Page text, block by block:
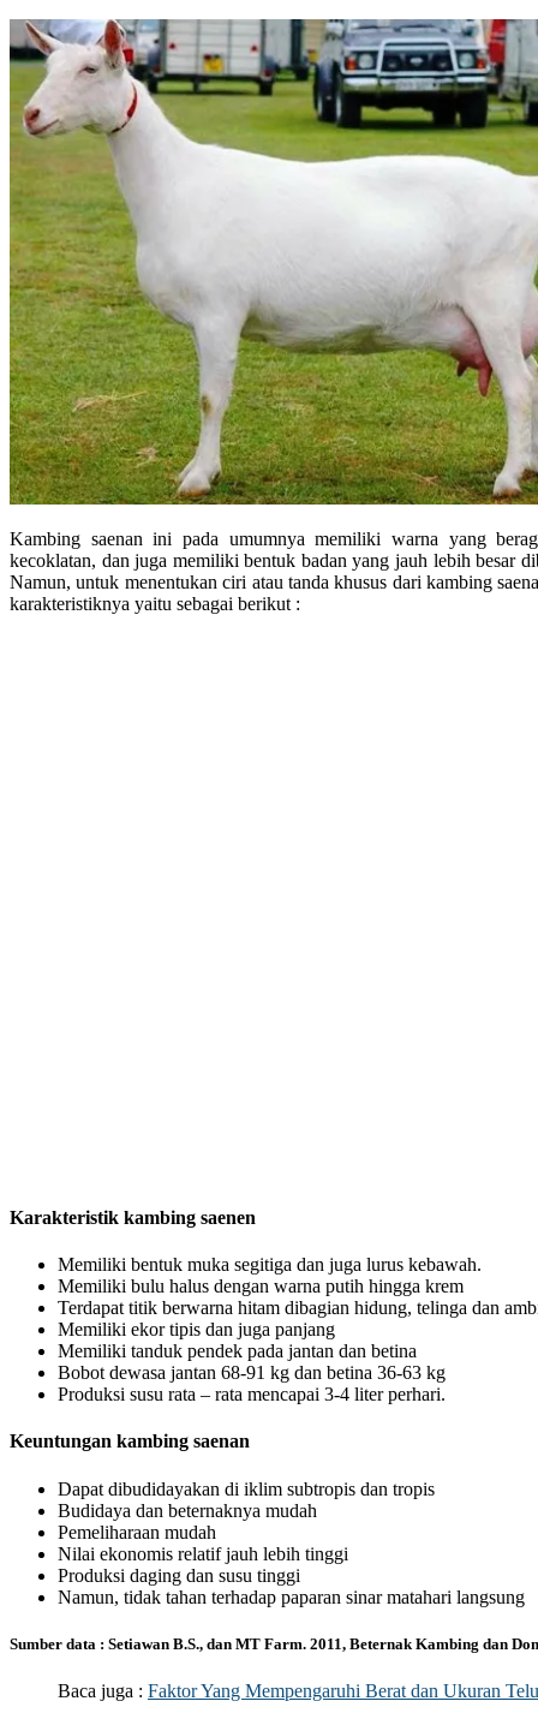
Kambing saenan ini pada umumnya memiliki warna yang
kecoklatan, dan juga memiliki bentuk badan yang jauh lebih besar
Namun, untuk menentukan ciri atau tanda khusus dari kambing
karakteristiknya yaitu sebagai berikut :
Karakteristik kambing saenen
Memiliki bentuk muka segitiga dan juga lurus kebawah.
Memiliki bulu halus dengan warna putih hingga krem
Terdapat titik berwarna hitam dibagian hidung, telinga dan
Memiliki ekor tipis dan juga panjang
Memiliki tanduk pendek pada jantan dan betina
Bobot dewasa jantan 68-91 kg dan betina 36-63 kg
Produksi susu rata – rata mencapai 3-4 liter perhari.
Keuntungan kambing saenan
Dapat dibudidayakan di iklim subtropis dan tropis
Budidaya dan beternaknya mudah
Pemeliharaan mudah
Nilai ekonomis relatif jauh lebih tinggi
Produksi daging dan susu tinggi
Namun, tidak tahan terhadap paparan sinar matahari langsung
Sumber data : Setiawan B.S., dan MT Farm. 2011, Beternak Kambing dan
Baca juga : Faktor Yang Mempengaruhi Berat dan Ukuran